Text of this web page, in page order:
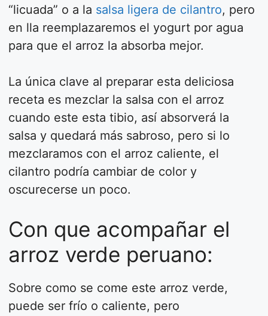
“licuada” o a la salsa ligera de cilantro, pero
en lla reemplazaremos el yogurt por agua
para que el arroz la absorba mejor.
La única clave al preparar esta deliciosa
receta es mezclar la salsa con el arroz
cuando este esta tibio, así absorverá la
salsa y quedará más sabroso, pero si lo
mezclaramos con el arroz caliente, el
cilantro podría cambiar de color y
oscurecerse un poco.
Con que acompañar el
arroz verde peruano:
Sobre como se come este arroz verde,
puede ser frío o caliente, pero